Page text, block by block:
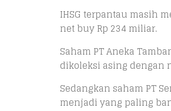
IHSG terpantau masih
net buy Rp 234 miliar.
Saham PT Aneka
dikoleksi asing dengan
Sedangkan saham PT
menjadi yang paling